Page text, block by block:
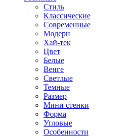
Стиль
Классические
Современные
Модерн
Хай-тек
Цвет
Белые
Венге
Светлые
Темные
Размер
Мини стенки
Форма
Угловые
Особенности